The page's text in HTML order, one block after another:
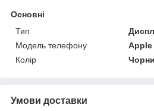
Основні
Тип
Модель телефону
Apple
Колір
Умови доставки